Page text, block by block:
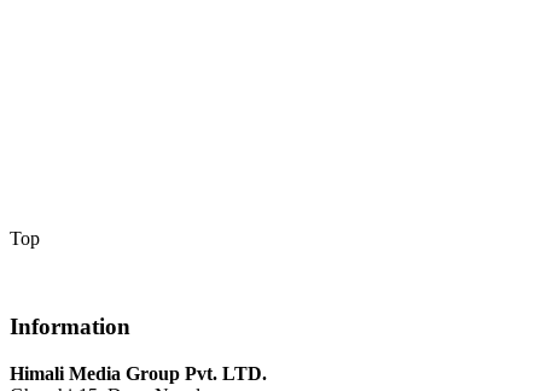
Top
Information
Himali Media Group Pvt. LTD.